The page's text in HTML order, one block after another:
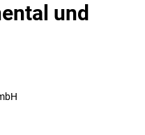
und